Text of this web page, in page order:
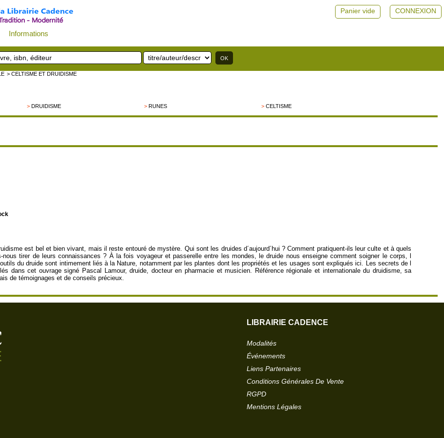
Informations
CONNEXION
Panier vide
> CELTISME ET DRUIDISME
>DRUIDISME >RUNES >CELTISME
est bel et bien vivant, mais il reste entouré de mystère. Qui sont les druides d´aujourd´hui ? Comment pratiquent-ils leur culte et à quels
nous tirer de leurs connaissances ? À la fois voyageur et passerelle entre les mondes, le druide nous enseigne comment soigner le corps, l
du druide sont intimement liés à la Nature, notamment par les plantes dont les propriétés et les usages sont expliqués ici. Les secrets de l
dans cet ouvrage signé Pascal Lamour, druide, docteur en pharmacie et musicien. Référence régionale et internationale du druidisme, sa
de témoignages et de conseils précieux.
LIBRAIRIE CADENCE
Modalités
Événements
Liens Partenaires
Conditions Générales De Vente
RGPD
Mentions Légales